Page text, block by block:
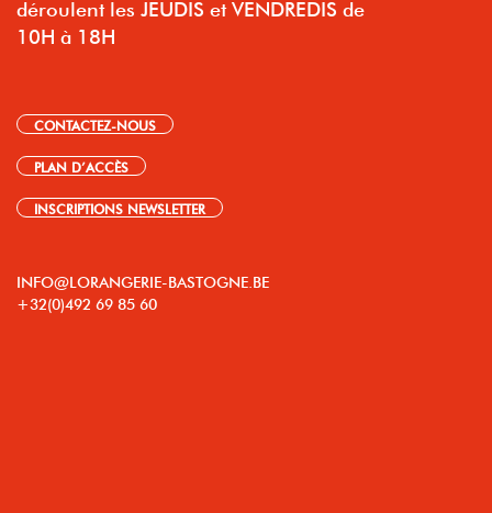
déroulent les JEUDIS et VENDREDIS de
10H à 18H
CONTACTEZ-NOUS
PLAN D’ACCÈS
INSCRIPTIONS NEWSLETTER
INFO@LORANGERIE-BASTOGNE.BE
+32(0)492 69 85 60